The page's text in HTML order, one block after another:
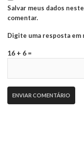
Salvar meus dados
comentar.
Digite uma resposta em
16 + 6 =